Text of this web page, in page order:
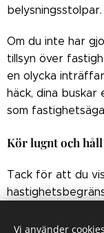
belysningsstolpar.
Om du inte har
tillsyn över
en olycka
häck, dina
som
Kör lugnt och
Tack för att du
på
Vi använder